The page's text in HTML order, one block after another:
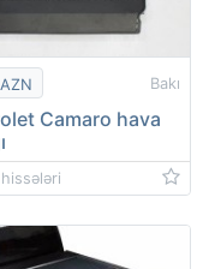
AZN Bakı
Camaro hava